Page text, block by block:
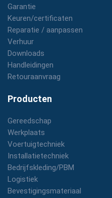
Garantie
Keuren/certificaten
Reparatie / aanpassen
Verhuur
Downloads
Handleidingen
Retouraanvraag
Producten
Gereedschap
Werkplaats
Voertuigtechniek
Installatietechniek
Bedrijfskleding/PBM
Logistiek
Bevestigingsmateriaal